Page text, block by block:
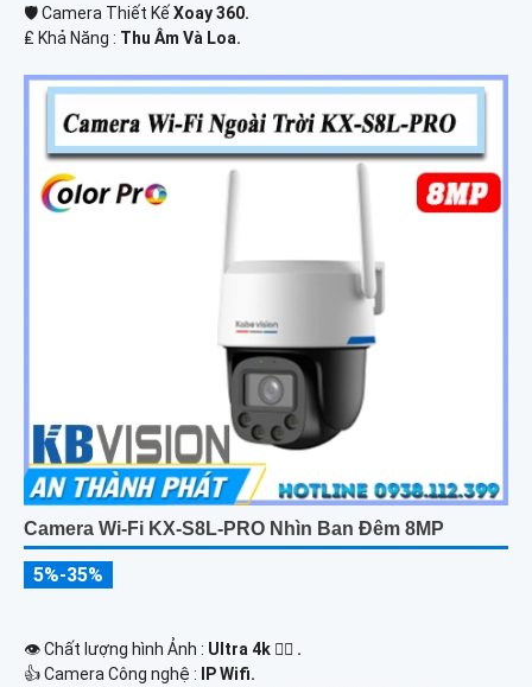
🛡 Camera Thiết Kế Xoay 360.
️₤ Khả Năng : Thu Âm Và Loa.
Camera Wi-Fi KX-S8L-PRO Nhìn Ban Đêm 8MP
5%-35%
👁 Chất lượng hình Ảnh : Ultra 4k 👍🏾 .
👍 Camera Công nghệ :
IP Wifi.